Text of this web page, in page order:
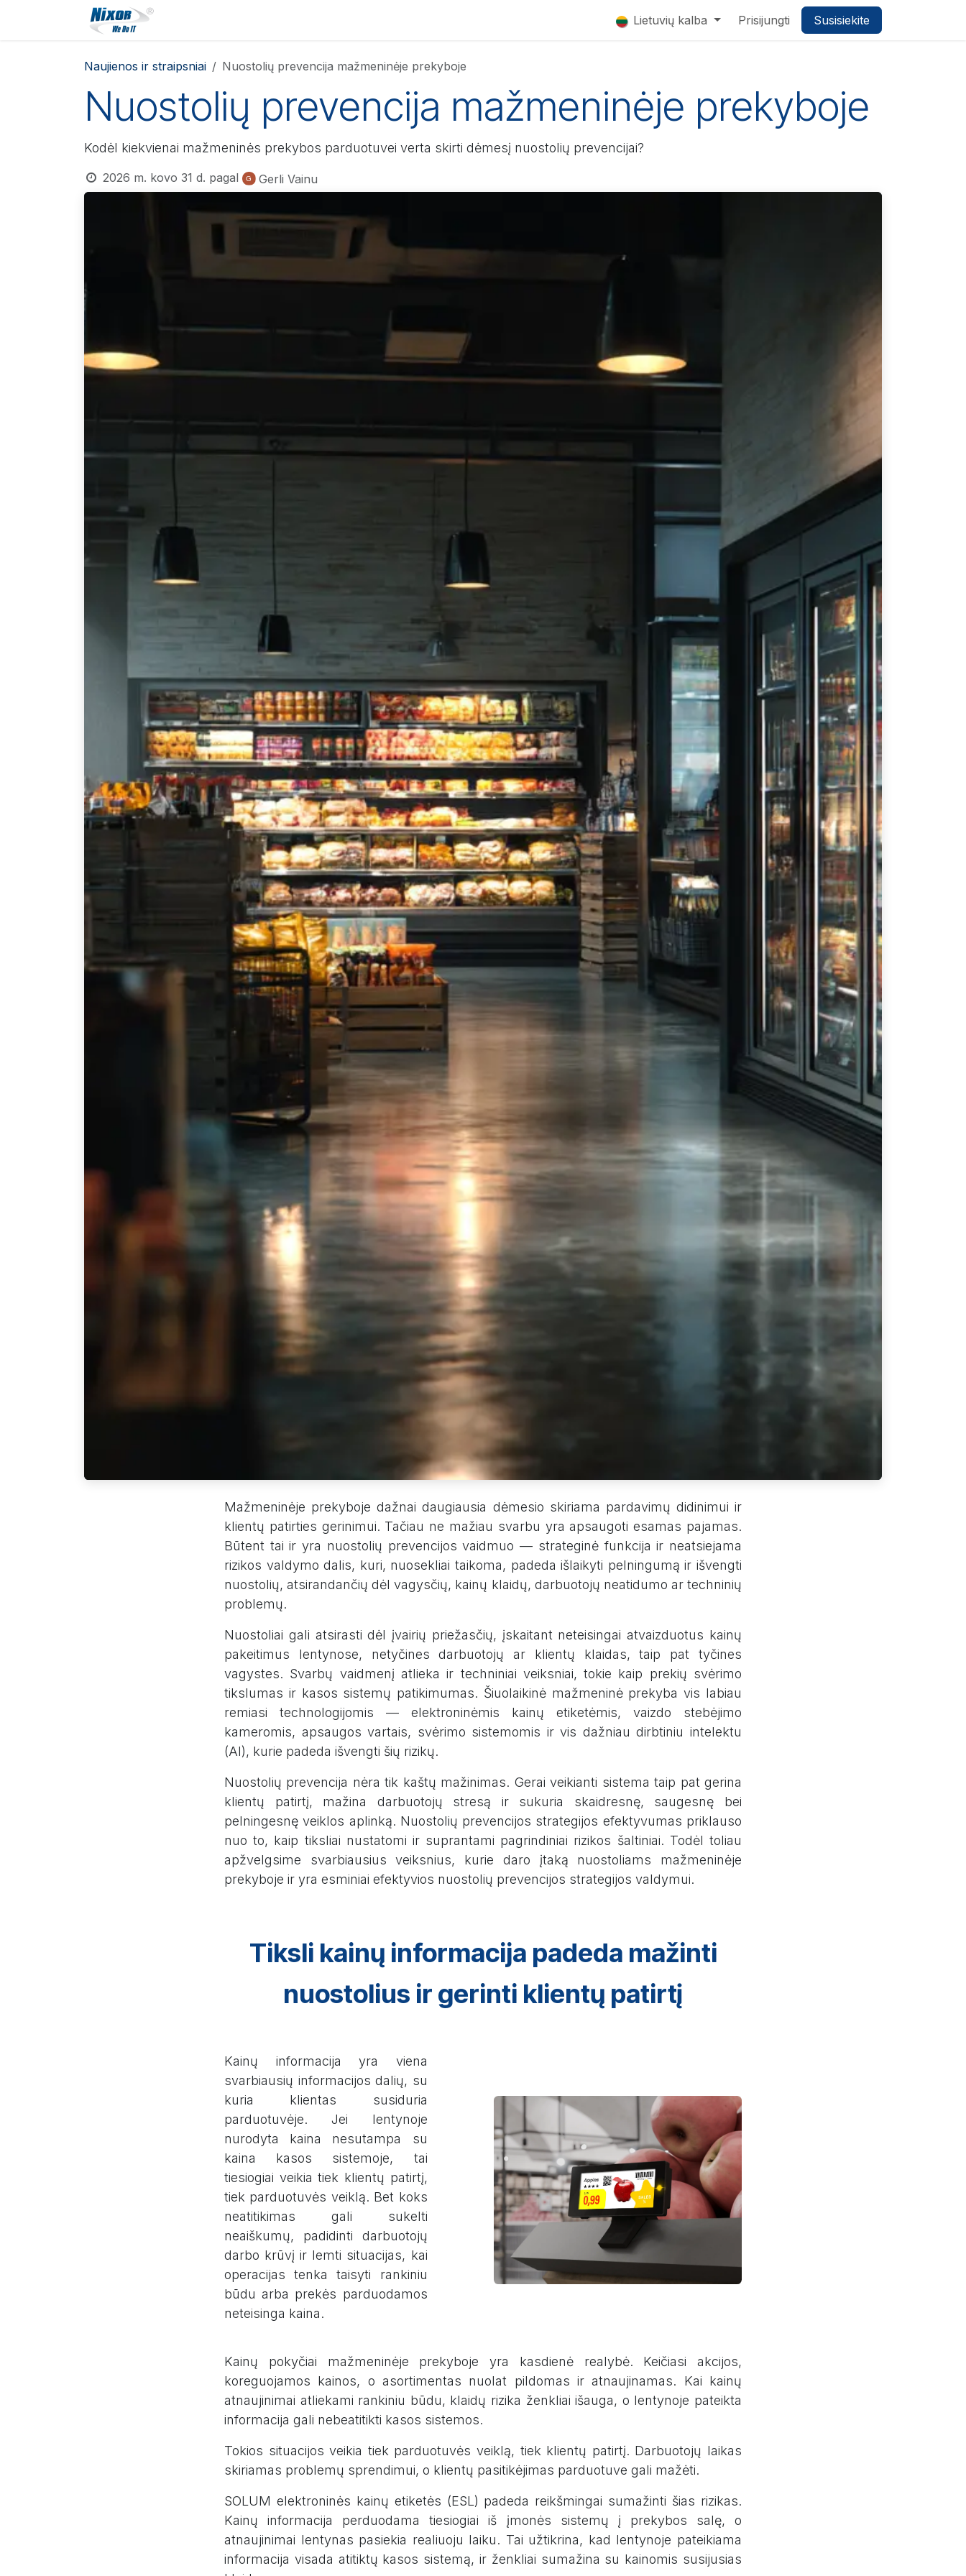
Lietuvių kalba Prisijungti Susisiekite
Naujienos ir straipsniai Nuostolių prevencija mažmeninėje prekyboje
Nuostolių prevencija mažmeninėje prekyboje
Kodėl kiekvienai mažmeninės prekybos parduotuvei verta skirti dėmesį nuostolių prevencijai?
2026 m. kovo 31 d. pagal Gerli Vainu
Mažmeninėje prekyboje dažnai daugiausia dėmesio skiriama pardavimų didinimui ir
klientų patirties gerinimui. Tačiau ne mažiau svarbu yra apsaugoti esamas pajamas.
Būtent tai ir yra nuostolių prevencijos vaidmuo — strateginė funkcija ir neatsiejama
rizikos valdymo dalis, kuri, nuosekliai taikoma, padeda išlaikyti pelningumą ir išvengti
nuostolių, atsirandančių dėl vagysčių, kainų klaidų, darbuotojų neatidumo ar techninių
problemų.
Nuostoliai gali atsirasti dėl įvairių priežasčių, įskaitant neteisingai atvaizduotus kainų
pakeitimus lentynose, netyčines darbuotojų ar klientų klaidas, taip pat tyčines
vagystes. Svarbų vaidmenį atlieka ir techniniai veiksniai, tokie kaip prekių svėrimo
tikslumas ir kasos sistemų patikimumas. Šiuolaikinė mažmeninė prekyba vis labiau
remiasi technologijomis — elektroninėmis kainų etiketėmis, vaizdo stebėjimo
kameromis, apsaugos vartais, svėrimo sistemomis ir vis dažniau dirbtiniu intelektu
(AI), kurie padeda išvengti šių rizikų.
Nuostolių prevencija nėra tik kaštų mažinimas. Gerai veikianti sistema taip pat gerina
klientų patirtį, mažina darbuotojų stresą ir sukuria skaidresnę, saugesnę bei
pelningesnę veiklos aplinką. Nuostolių prevencijos strategijos efektyvumas priklauso
nuo to, kaip tiksliai nustatomi ir suprantami pagrindiniai rizikos šaltiniai. Todėl toliau
apžvelgsime svarbiausius veiksnius, kurie daro įtaką nuostoliams mažmeninėje
prekyboje ir yra esminiai efektyvios nuostolių prevencijos strategijos valdymui.
Tiksli kainų informacija padeda mažinti
nuostolius ir gerinti klientų patirtį
Kainų informacija yra viena
svarbiausių informacijos dalių, su
kuria klientas susiduria
parduotuvėje. Jei lentynoje
nurodyta kaina nesutampa su
kaina kasos sistemoje, tai
tiesiogiai veikia tiek klientų patirtį,
tiek parduotuvės veiklą. Bet koks
neatitikimas gali sukelti
neaiškumų, padidinti darbuotojų
darbo krūvį ir lemti situacijas, kai
operacijas tenka taisyti rankiniu
būdu arba prekės parduodamos
neteisinga kaina.
Kainų pokyčiai mažmeninėje prekyboje yra kasdienė realybė. Keičiasi akcijos,
koreguojamos kainos, o asortimentas nuolat pildomas ir atnaujinamas. Kai kainų
atnaujinimai atliekami rankiniu būdu, klaidų rizika ženkliai išauga, o lentynoje pateikta
informacija gali nebeatitikti kasos sistemos.
Tokios situacijos veikia tiek parduotuvės veiklą, tiek klientų patirtį. Darbuotojų laikas
skiriamas problemų sprendimui, o klientų pasitikėjimas parduotuve gali mažėti.
SOLUM elektroninės kainų etiketės (ESL) padeda reikšmingai sumažinti šias rizikas.
Kainų informacija perduodama tiesiogiai iš įmonės sistemų į prekybos salę, o
atnaujinimai lentynas pasiekia realiuoju laiku. Tai užtikrina, kad lentynoje pateikiama
informacija visada atitiktų kasos sistemą, ir ženkliai sumažina su kainomis susijusias